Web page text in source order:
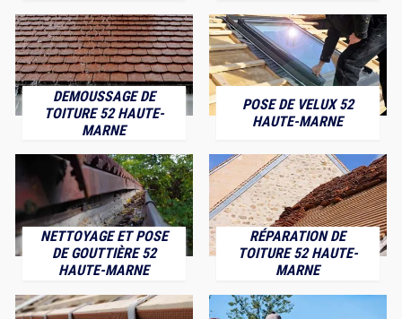
DEMOUSSAGE DE
TOITURE 52 HAUTE-
MARNE
POSE DE VELUX 52
HAUTE-MARNE
NETTOYAGE ET POSE
DE GOUTTIÈRE 52
HAUTE-MARNE
RÉPARATION DE
TOITURE 52 HAUTE-
MARNE